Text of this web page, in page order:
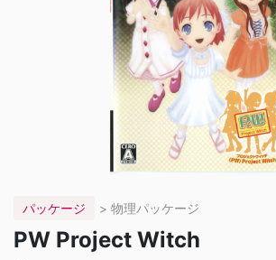
パッケージ > 物理パッケージ
PW Project Witch